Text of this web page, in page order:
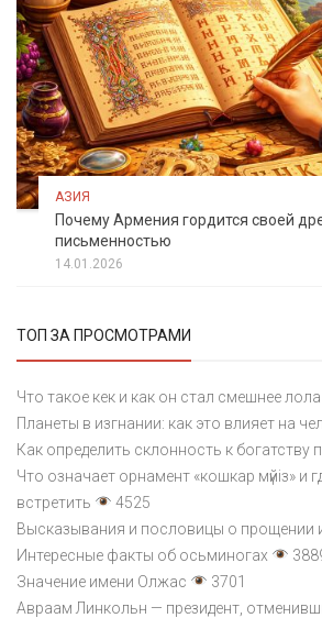
АЗИЯ
Почему Армения гордится своей
письменностью
14.01.2026
ТОП ЗА ПРОСМОТРАМИ
Что такое кек и как он стал смешнее лола
Планеты в изгнании: как это влияет на
Как определить склонность к богатству
Что означает орнамент «кошкар мүйіз» и
встретить
4525
Высказывания и пословицы о прощении
Интересные факты об осьминогах
Значение имени Олжас
3701
Авраам Линкольн — президент,